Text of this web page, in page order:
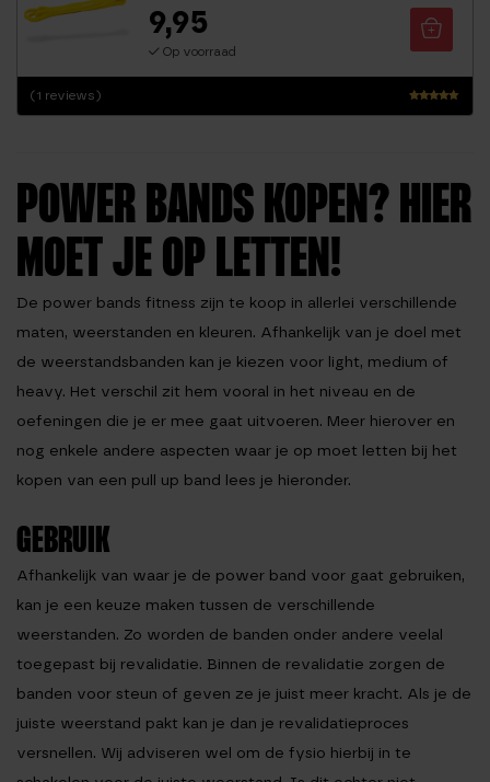
Waarderin
(1 reviews)
9,95
Op voorraad
POWER BANDS KOPEN? HIER
MOET JE OP LETTEN!
De power bands fitness zijn te koop in allerlei verschillende
maten, weerstanden en kleuren. Afhankelijk van je doel met
de weerstandsbanden kan je kiezen voor light, medium of
heavy. Het verschil zit hem vooral in het niveau en de
oefeningen die je er mee gaat uitvoeren. Meer hierover en
nog enkele andere aspecten waar je op moet letten bij het
kopen van een pull up band lees je hieronder.
GEBRUIK
Afhankelijk van waar je de power band voor gaat gebruiken,
kan je een keuze maken tussen de verschillende
weerstanden. Zo worden de banden onder andere veelal
toegepast bij revalidatie. Binnen de revalidatie zorgen de
banden voor steun of geven ze je juist meer kracht. Als je de
juiste weerstand pakt kan je dan je revalidatieproces
versnellen. Wij adviseren wel om de fysio hierbij in te